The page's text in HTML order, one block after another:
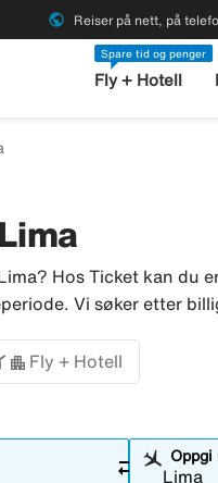
public Reiser på nett, på
Spare tid og penger
Fly + Hotell
Hos Ticket kan du
Vi søker etter
Fly + Hotell
sync_alt Oppgi